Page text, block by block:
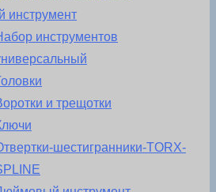
инструмент
инструментов
и трещотки
шестигранники-TORX-